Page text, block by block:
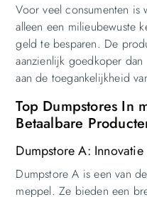
Voor veel consumenten
alleen een milieubewuste
geld te besparen. De
aanzienlijk goedkoper
aan de toegankelijkheid
Top Dumpstores In
Betaalbare
Dumpstore A:
Dumpstore A is een van
meppel. Ze bieden een